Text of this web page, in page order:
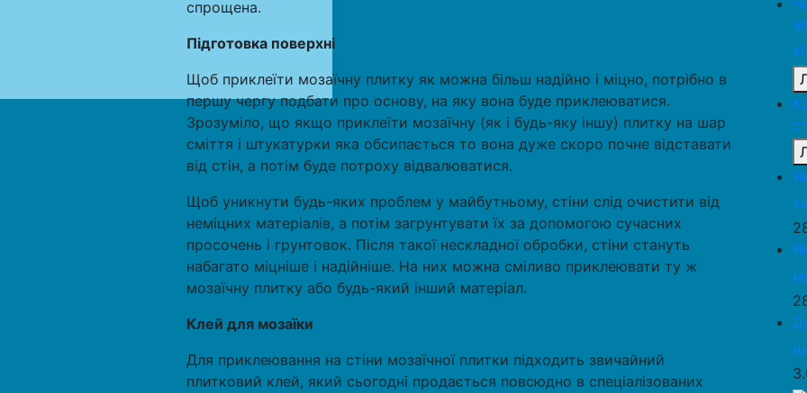
спрощена.
Підготовка поверхні
Щоб приклеїти мозаїчну плитку як можна більш надійно і міцно, потрібно в
першу чергу подбати про основу, на яку вона буде приклеюватися.
Зрозуміло, що якщо приклеїти мозаїчну (як і будь-яку іншу) плитку на шар
сміття і штукатурки яка обсипається то вона дуже скоро почне відставати
від стін, а потім буде потроху відвалюватися.
Щоб уникнути будь-яких проблем у майбутньому, стіни слід очистити від
неміцних матеріалів, а потім загрунтувати їх за допомогою сучасних
просочень і грунтовок. Після такої нескладної обробки, стіни стануть
набагато міцніше і надійніше. На них можна сміливо приклеювати ту ж
мозаїчну плитку або будь-який інший матеріал.
Клей для мозаїки
Для приклеювання на стіни мозаїчної плитки підходить звичайний
плитковий клей, який сьогодні продається повсюдно в спеціалізованих